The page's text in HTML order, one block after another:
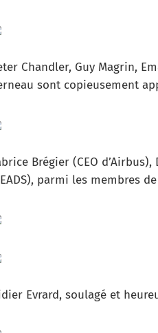
Chandler, Guy Magrin,
sont copieusement
Brégier (CEO
parmi les membres
Evrard, soulagé et